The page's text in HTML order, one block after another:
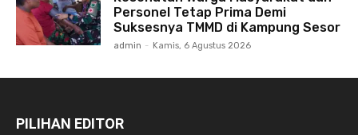
Personel Tetap Prima Demi
Suksesnya TMMD di Kampung Sesor
admin - Kamis, 6 Agustus 2026
PILIHAN EDITOR